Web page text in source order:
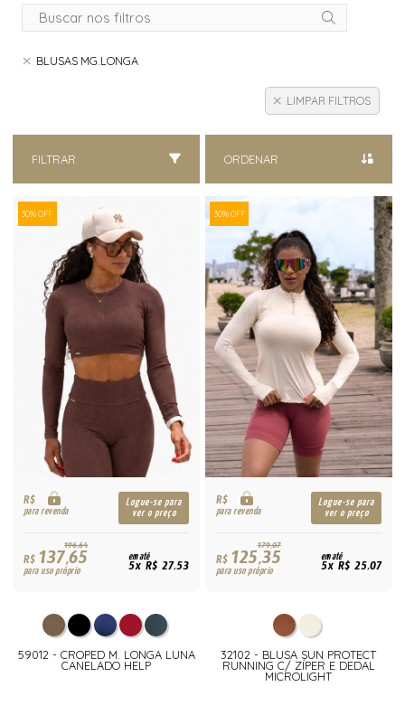
BLUSAS MG.LONGA
LIMPAR FILTROS
FILTRAR ORDENAR
30% OFF
R$
para revenda
Logue-se para
ver o preço
196,64
R$137,65
para uso próprio
em até
5x R$ 27,53
59012 - CROPED M. LONGA LUNA
CANELADO HELP
30% OFF
R$
para revenda
Logue-se para
ver o preço
179,07
R$125,35
para uso próprio
em até
5x R$ 25,07
32102 - BLUSA SUN PROTECT
RUNNING C/ ZÍPER E DEDAL
MICROLIGHT